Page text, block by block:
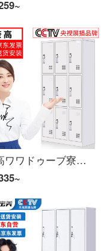
奈高ワワドゥーブ寮の従業員はロッカーロッカーの食器棚に多くの戸棚を収納しています。